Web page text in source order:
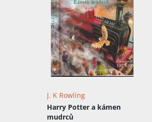
J. K Rowling
Harry Potter a kámen
mudrců